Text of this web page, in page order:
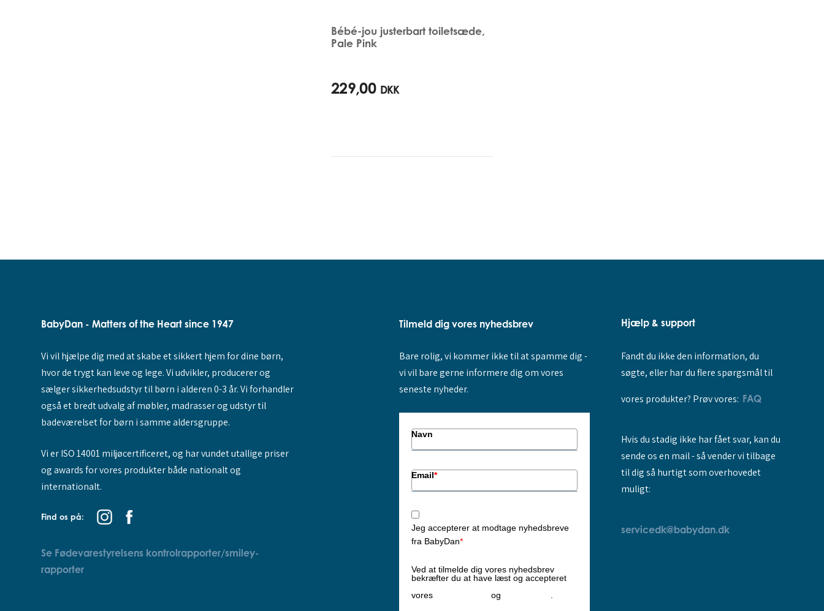
Bébé-jou justerbart toiletsæde,
Pale Pink
229,00 DKK
BabyDan - Matters of the Heart since 1947
Vi vil hjælpe dig med at skabe et sikkert hjem for dine børn,
hvor de trygt kan leve og lege. Vi udvikler, producerer og
sælger sikkerhedsudstyr til børn i alderen 0-3 år. Vi forhandler
også et bredt udvalg af møbler, madrasser og udstyr til
badeværelset for børn i samme aldersgruppe.
Vi er ISO 14001 miljøcertificeret, og har vundet utallige priser
og awards for vores produkter både nationalt og
internationalt.
Find os på:
Se Fødevarestyrelsens kontrolrapporter/smiley-
rapporter
Tilmeld dig vores nyhedsbrev
Bare rolig, vi kommer ikke til at spamme dig -
vi vil bare gerne informere dig om vores
seneste nyheder.
Navn
Email*
Jeg accepterer at modtage nyhedsbreve
fra BabyDan*
Ved at tilmelde dig vores nyhedsbrev
bekræfter du at have læst og accepteret
vores
og
Hjælp & support
Fandt du ikke den information, du
søgte, eller har du flere spørgsmål til
vores produkter? Prøv vores: FAQ
Hvis du stadig ikke har fået svar, kan du
sende os en mail - så vender vi tilbage
til dig så hurtigt som overhovedet
muligt:
servicedk@babydan.dk